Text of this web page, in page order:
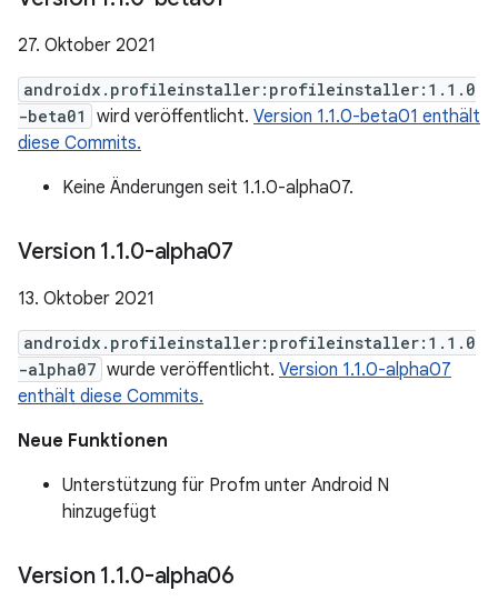
27. Oktober 2021
androidx.profileinstaller:profileinstaller:1.1.0
-beta01
wird veröffentlicht. Version 1.1.0-beta01 enthält
diese Commits.
Keine Änderungen seit 1.1.0-alpha07.
Version 1.1.0-alpha07
13. Oktober 2021
androidx.profileinstaller:profileinstaller:1.1.0
-alpha07 wurde veröffentlicht. Version 1.1.0-alpha07
enthält diese Commits.
Neue Funktionen
Unterstützung für Profm unter Android N
hinzugefügt
Version 1.1.0-alpha06